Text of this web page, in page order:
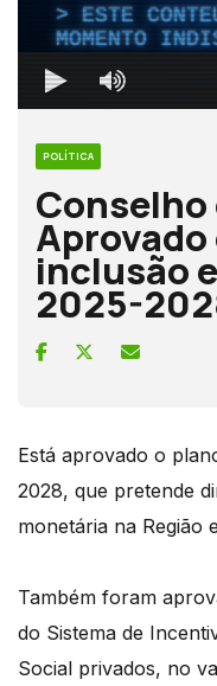
ESTE
MOMENTO
POLÍTICA
Conselho
Aprovado
inclusão
2025-
Está aprovado o
2028, que pretende
monetária na Região
Também foram
do Sistema de
Social privados, no